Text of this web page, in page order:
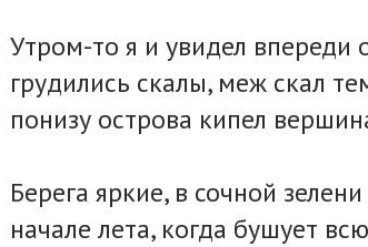
Утром-то я и увидел впереди
грудились скалы, меж скал
понизу острова кипел
Берега яркие, в сочной
начале лета, когда бушует